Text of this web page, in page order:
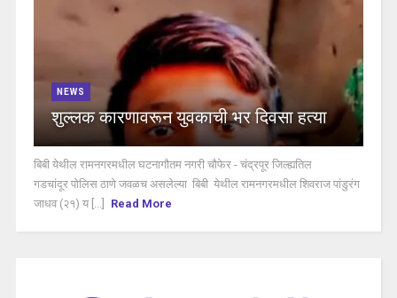
NEWS
शुल्लक कारणावरून युवकाची भर दिवसा हत्या
बिबी येथील रामनगरमधील घटनागौतम नगरी चौफेर - चंद्रपूर जिल्ह्यतिल
गडचांदूर पोलिस ठाणे जवळच असलेल्या बिबी येथील रामनगरमधील शिवराज पांडुरंग
जाधव (२१) य [...]
Read More